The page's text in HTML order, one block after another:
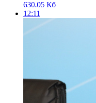
630.05 Кб
12:11